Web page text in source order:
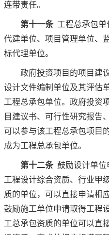
连带责任。
第十一条 工程总承包
代建单位、项目管理单位、
标代理单位。
政府投资项目的项目建
设计文件编制单位及其评估
工程总承包单位。政府投资
目建议书、可行性研究报告
可以参与该工程总承包项目
成为工程总承包单位。
第十二条鼓励设计单位
工程设计综合资质、行业甲
质的单位，可以直接申请相
鼓励施工单位申请取得工程
工总承包资质的单位可以直